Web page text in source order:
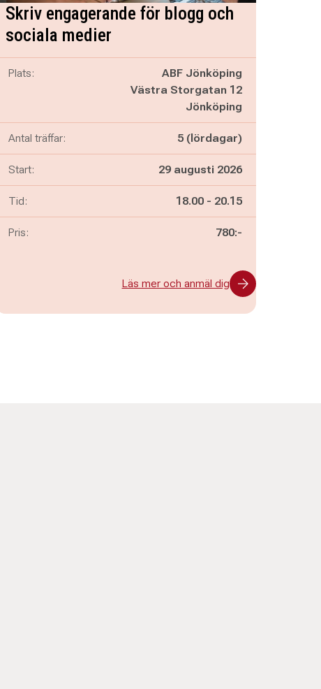
Skriv engagerande för blogg och
sociala medier
Plats:
ABF Jönköping
Västra Storgatan 12
Jönköping
Antal träffar: 5 (lördagar)
Start: 29 augusti 2026
Tid: Pågår mellan
18.00 - och
20.15
Pris: 780:-
Läs mer och anmäl dig